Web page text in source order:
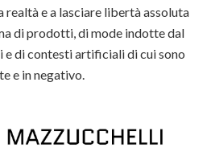
e a lasciare libertà assoluta
di prodotti, di mode indotte dal
di contesti artificiali di cui sono
e in negativo.